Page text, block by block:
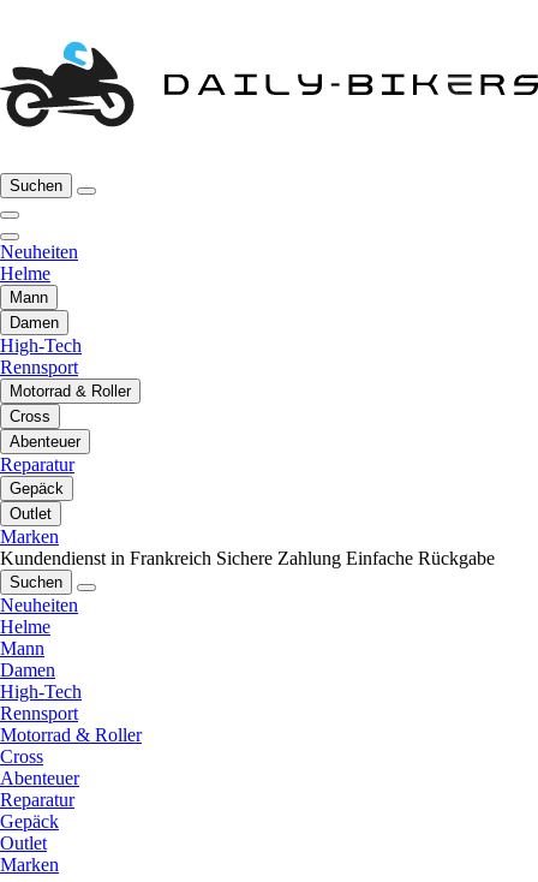
Suchen
Neuheiten
Helme
Mann
Damen
High-Tech
Rennsport
Motorrad & Roller
Cross
Abenteuer
Reparatur
Gepäck
Outlet
Marken
Kundendienst in Frankreich Sichere Zahlung Einfache Rückgabe
Suchen
Neuheiten
Helme
Mann
Damen
High-Tech
Rennsport
Motorrad & Roller
Cross
Abenteuer
Reparatur
Gepäck
Outlet
Marken